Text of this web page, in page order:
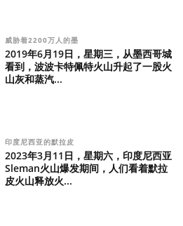
威胁着2200万人的墨
2019年6月19日，星期三，从墨西哥城
看到，波波卡特佩特火山升起了一股火
山灰和蒸汽...
印度尼西亚的默拉皮
2023年3月11日，星期六，印度尼西亚
Sleman火山爆发期间，人们看着默拉
皮火山释放火...